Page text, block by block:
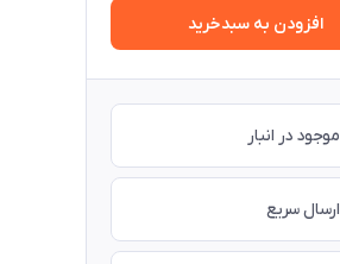
افزودن به سبدخرید
موجود در انبار
ارسال سریع